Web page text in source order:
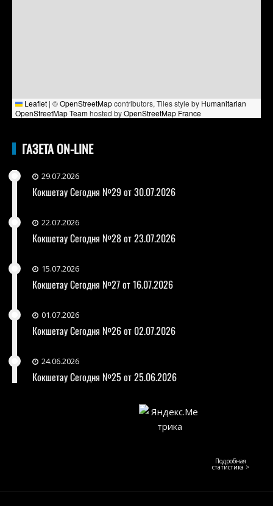
Leaflet | ©OpenStreetMapcontributors, Tiles style by Humanitarian
OpenStreetMap Teamhosted byOpenStreetMap France
ГАЗЕТА ON-LINE
29.07.2026
Кокшетау Сегодня №29 от 30.07.2026
22.07.2026
Кокшетау Сегодня №28 от 23.07.2026
15.07.2026
Кокшетау Сегодня №27 от 16.07.2026
01.07.2026
Кокшетау Сегодня №26 от 02.07.2026
24.06.2026
Кокшетау Сегодня №25 от 25.06.2026
Подробная
статистика >